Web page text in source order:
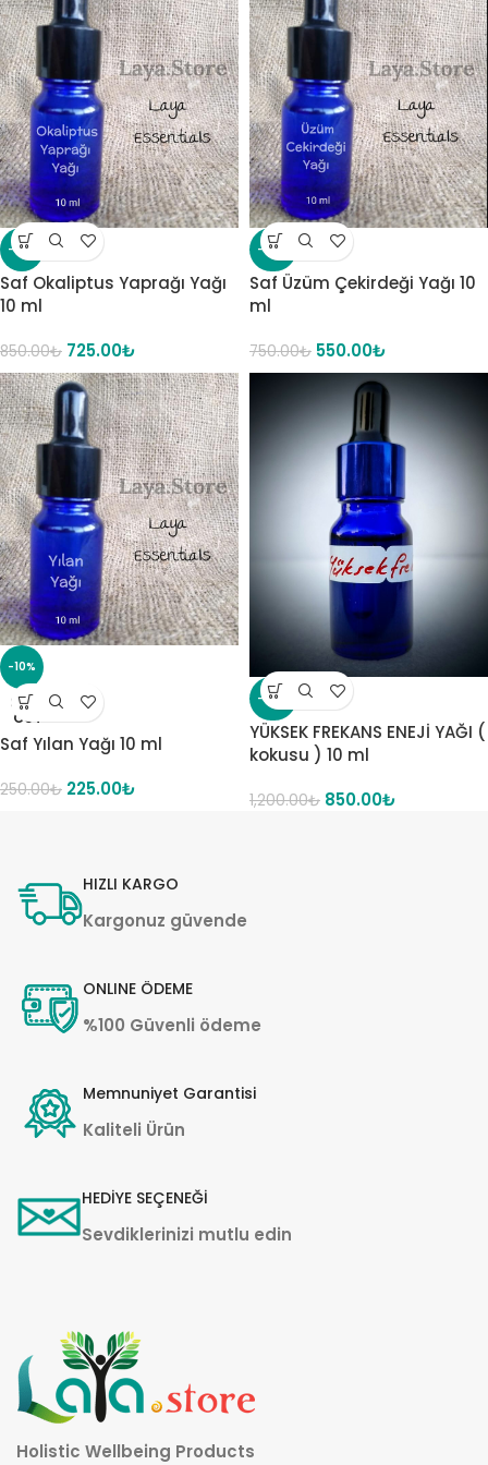
-15%
Saf Okaliptus Yaprağı Yağı
10 ml
850.00₺ 725.00₺
-27%
Saf Üzüm Çekirdeği Yağı 10
ml
750.00₺ 550.00₺
-10%
SOLD
OUT
Saf Yılan Yağı 10 ml
250.00₺ 225.00₺
-29%
YÜKSEK FREKANS ENEJİ YAĞI (
kokusu ) 10 ml
1,200.00₺ 850.00₺
HIZLI KARGO
Kargonuz güvende
ONLINE ÖDEME
%100 Güvenli ödeme
Memnuniyet Garantisi
Kaliteli Ürün
HEDİYE SEÇENEĞİ
Sevdiklerinizi mutlu edin
Holistic Wellbeing Products